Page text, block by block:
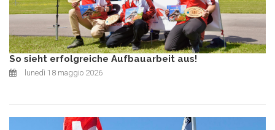
So sieht erfolgreiche Aufbauarbeit aus!
lunedì 18 maggio 2026